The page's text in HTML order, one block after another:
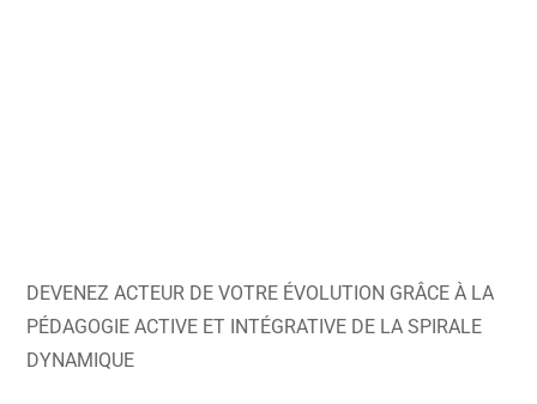
DEVENEZ ACTEUR DE VOTRE ÉVOLUTION GRÂCE À LA
PÉDAGOGIE ACTIVE ET INTÉGRATIVE DE LA SPIRALE
DYNAMIQUE